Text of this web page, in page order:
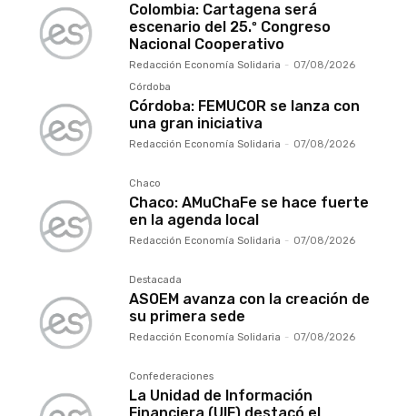
Colombia: Cartagena será
escenario del 25.º Congreso
Nacional Cooperativo
Redacción Economía Solidaria - 07/08/2026
Córdoba
Córdoba: FEMUCOR se lanza con
una gran iniciativa
Redacción Economía Solidaria - 07/08/2026
Chaco
Chaco: AMuChaFe se hace fuerte
en la agenda local
Redacción Economía Solidaria - 07/08/2026
Destacada
ASOEM avanza con la creación de
su primera sede
Redacción Economía Solidaria - 07/08/2026
Confederaciones
La Unidad de Información